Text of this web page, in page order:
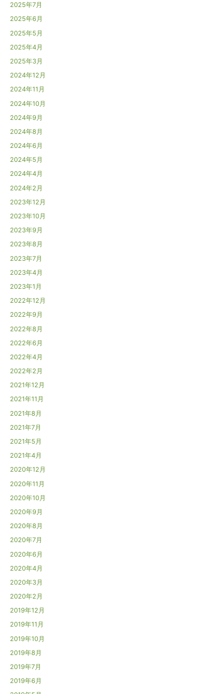
2025年7月
2025年6月
2025年5月
2025年4月
2025年3月
2024年12月
2024年11月
2024年10月
2024年9月
2024年8月
2024年6月
2024年5月
2024年4月
2024年2月
2023年12月
2023年10月
2023年9月
2023年8月
2023年7月
2023年4月
2023年1月
2022年12月
2022年9月
2022年8月
2022年6月
2022年4月
2022年2月
2021年12月
2021年11月
2021年8月
2021年7月
2021年5月
2021年4月
2020年12月
2020年11月
2020年10月
2020年9月
2020年8月
2020年7月
2020年6月
2020年4月
2020年3月
2020年2月
2019年12月
2019年11月
2019年10月
2019年8月
2019年7月
2019年6月